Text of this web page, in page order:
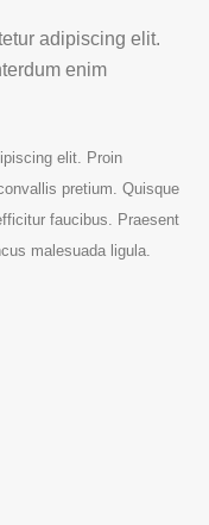
adipiscing elit.
enim
elit. Proin
pretium. Quisque
faucibus. Praesent
malesuada ligula.